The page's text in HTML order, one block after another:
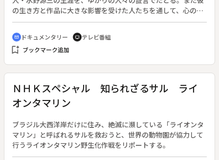
の生き方と作品に大きな影響を受けた人たちを通して、心の扉
を叩き続ける詩の魅力に迫る。◆水野は１９３７年（昭和１
２）、千曲川のほとり長野県坂城町に生まれた。腕白で元気な
少年だったが、終戦直後９歳の夏に赤痢にかかり、高熱による
脳性マヒとなって首から下の体の自由と会話能力を失った。深
あった。母の助けを借りて瞬きの合図で詩作を続ける彼の生活
空間は自宅の六畳間に限られていたが、その世界を広げ、支え
たのは家族の愛情だった。
cinematic_blur ドキュメンタリー tv テレビ番組
bookmark_add ブックマーク追加
ＮＨＫスペシャル 知られざるサル ライ
オンタマリン
ブラジル大西洋岸だけに住み、絶滅に瀕している「ライオンタ
マリン」と呼ばれるサルを救おうと、世界の動物園が協力して
行うライオンタマリン野生化作戦をリポートする。